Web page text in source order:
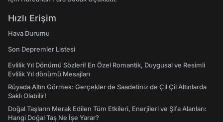
Hızlı Erişim
Hava Durumu
Son Depremler Listesi
Evlilik Yıl Dönümü Sözleri! En Özel Romantik, Duygusal ve Resimli
Evlilik Yıl dönümü Mesajları
Rüyada Altın Görmek: Gerçekler de Saadetiniz de Çil Çil Altınlarda
Saklı Olabilir!
Doğal Taşların Merak Edilen Tüm Etkileri, Enerjileri ve Şifa Alanları:
Hangi Doğal Taş Ne İşe Yarar?